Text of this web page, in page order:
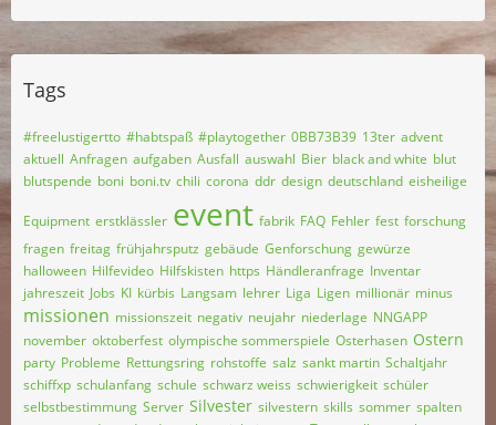
Tags
#freelustigertto #habtspaß #playtogether 0BB73B39 13ter advent
aktuell Anfragen aufgaben Ausfall auswahl Bier black and white blut
blutspende boni boni.tv chili corona ddr design deutschland eisheilige
Equipment erstklässler event fabrik FAQ Fehler fest forschung
fragen freitag frühjahrsputz gebäude Genforschung gewürze
halloween Hilfevideo Hilfskisten https Händleranfrage Inventar
jahreszeit Jobs KI kürbis Langsam lehrer Liga Ligen millionär minus
missionen missionszeit negativ neujahr niederlage NNGAPP
november oktoberfest olympische sommerspiele Osterhasen Ostern
party Probleme Rettungsring rohstoffe salz sankt martin Schaltjahr
schiffxp schulanfang schule schwarz weiss schwierigkeit schüler
selbstbestimmung Server Silvester silvestern skills sommer spalten